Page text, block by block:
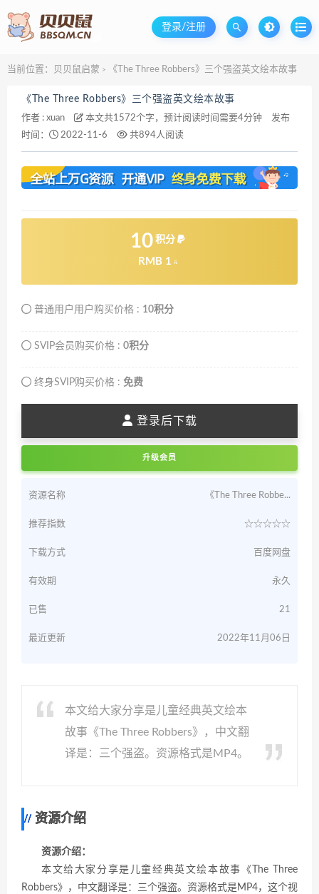
登录/注册
当前位置： 贝贝鼠启蒙 > 《The Three Robbers》三个强盗英文绘本故事
《The Three Robbers》三个强盗英文绘本故事
作者 : xuan 本文共1572个字，预计阅读时间需要4分钟
发布
时间：
2022-11-6 共894人阅读
10 积分
RMB 1 元
普通用户用户购买价格 : 10积分
SVIP会员购买价格 : 0积分
终身SVIP购买价格 : 免费
登录后下载
升级会员
资源名称 《The Three Robbe...
推荐指数 ☆☆☆☆☆
下载方式 百度网盘
有效期 永久
已售 21
最近更新 2022年11月06日
本文给大家分享是儿童经典英文绘本
故事《The Three Robbers》，中文翻
译是：三个强盗。资源格式是MP4。
资源介绍
资源介绍：
本文给大家分享是儿童经典英文绘本故事《The Three
Robbers》，中文翻译是：三个强盗。资源格式是MP4，这个视